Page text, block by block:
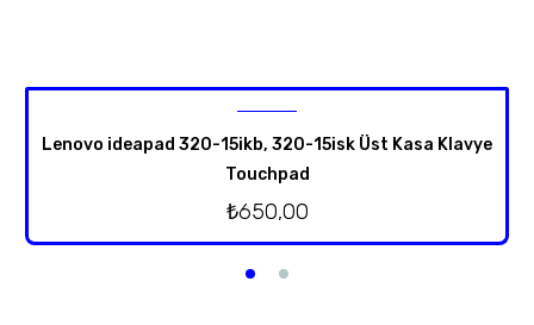
Lenovo ideapad 320-15ikb, 320-15isk Üst Kasa Klavye
Touchpad
₺650,00